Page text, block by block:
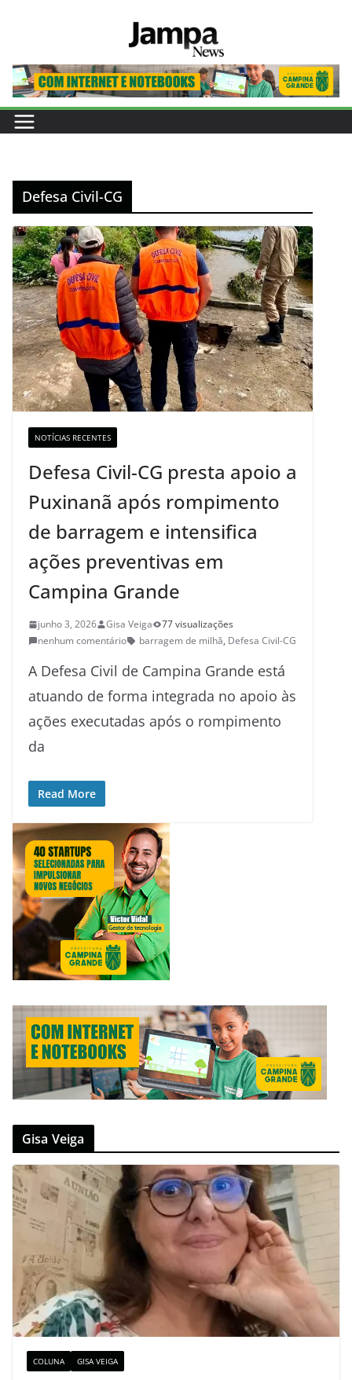
conteúdo
Defesa Civil-CG
NOTÍCIAS RECENTES
Defesa Civil-CG presta apoio a
Puxinanã após rompimento
de barragem e intensifica
ações preventivas em
Campina Grande
junho 3, 2026 Gisa Veiga
77 visualizações
nenhum comentário
barragem de milhã, Defesa Civil-CG
A Defesa Civil de Campina Grande está
atuando de forma integrada no apoio às
ações executadas após o rompimento
da
Read More
Gisa Veiga
COLUNA GISA VEIGA